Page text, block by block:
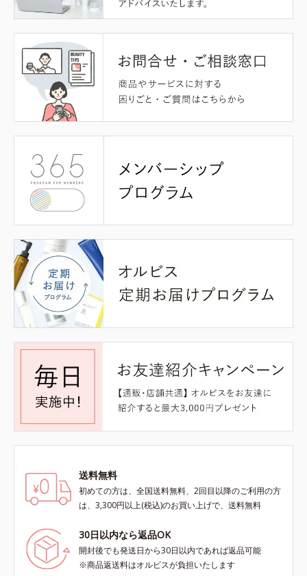
送料無料
初めての方は、全国送料無料、2回目以降のご利用の方
は、3,300円以上(税込)のお買い上げで、送料無料
30日以内なら返品OK
開封後でも発送日から30日以内であれば返品可能
※商品返送料はオルビスが負担いたします